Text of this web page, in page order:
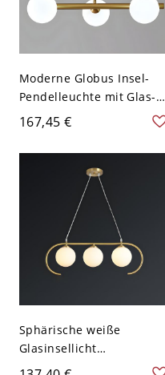
Moderne Globus Insel-
Pendelleuchte mit Glas-
Schirm und einstellbarer
120V Weiß
167,45 €
Sphärische weiße
Glasinsellicht
minimalistischer Stil